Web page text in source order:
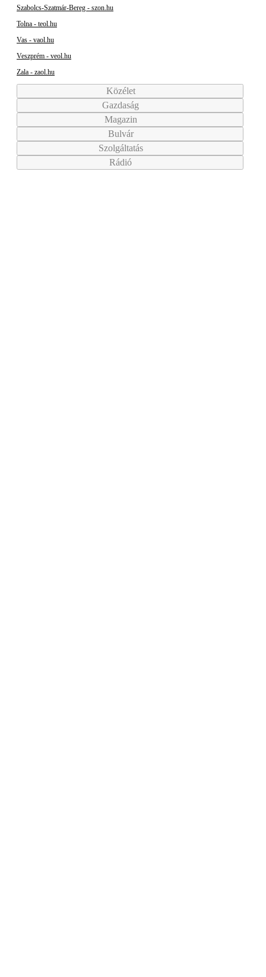
Szabolcs-Szatmár-Bereg - szon.hu
Tolna - teol.hu
Vas - vaol.hu
Veszprém - veol.hu
Zala - zaol.hu
Közélet
Gazdaság
Magazin
Bulvár
Szolgáltatás
Rádió